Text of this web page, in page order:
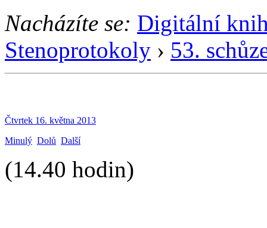
Nacházíte se: Digitální
Stenoprotokoly › 53.
Čtvrtek 16. května 2013
Minulý Dolů Další
(14.40 hodin)